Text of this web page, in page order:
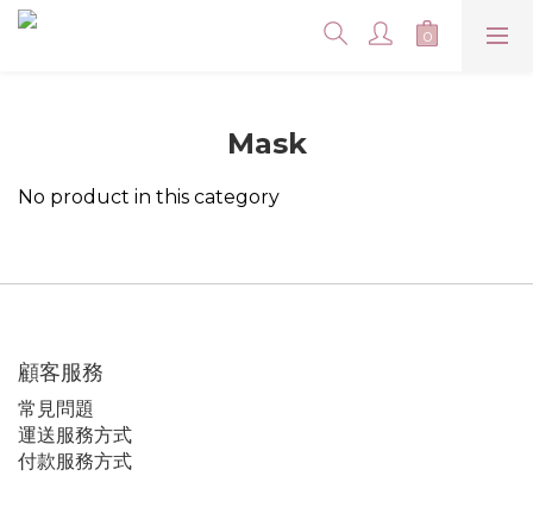
Mask
No product in this category
顧客服務
常見問題
運送服務方式
付款服務方式